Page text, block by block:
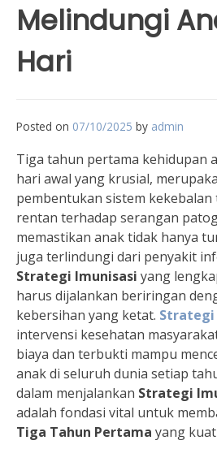
Melindungi
Hari
Posted on 07/10/2025 by admin
Tiga tahun pertama kehidupan
hari awal yang krusial,
pembentukan sistem
rentan terhadap serangan
memastikan anak tidak hanya
juga terlindungi dari penyakit
Strategi Imunisasi yang
harus dijalankan beriringan
kebersihan yang ketat. Strategi
intervensi kesehatan
biaya dan terbukti mampu
anak di seluruh dunia setiap
dalam menjalankan Strategi
adalah fondasi vital untuk
Tiga Tahun Pertama yang